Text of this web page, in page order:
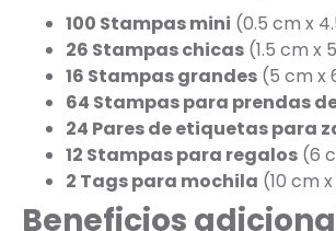
100 Stampas mini (0.5 cm x
26 Stampas chicas (1.5 cm x
16 Stampas grandes (5 cm x
64 Stampas para prendas
24 Pares de etiquetas para
12 Stampas para regalos (6
2 Tags para mochila (10 cm
Beneficios